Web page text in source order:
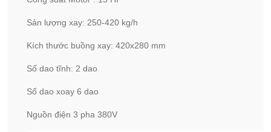
Sản lượng xay: 250-420 kg/h
Kích thước buồng xay: 420x280 mm
Số dao tĩnh: 2 dao
Số dao xoay 6 dao
Nguồn điện 3 pha 380V